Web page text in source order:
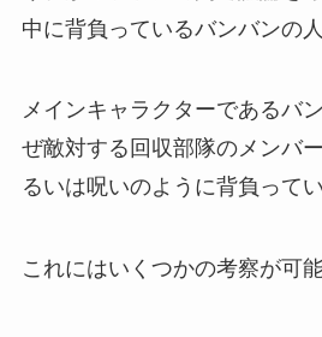
中に背負っているバンバンの
メインキャラクターであるバ
ぜ敵対する回収部隊のメンバ
るいは呪いのように背負って
これにはいくつかの考察が可能